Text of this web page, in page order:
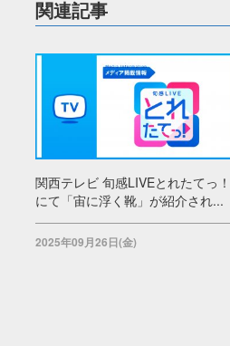
関連記事
関西テレビ 旬感LIVEとれたてっ！
にて「宙に浮く靴」が紹介され...
2025年09月26日(金)